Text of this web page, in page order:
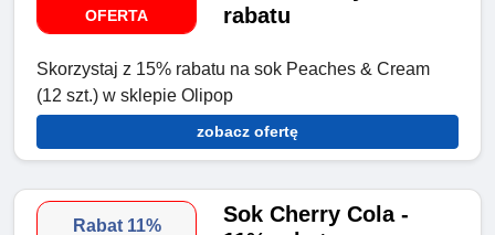
OFERTA
rabatu
Skorzystaj z 15% rabatu na sok Peaches & Cream
(12 szt.) w sklepie Olipop
zobacz ofertę
Rabat 11%
Sok Cherry Cola -